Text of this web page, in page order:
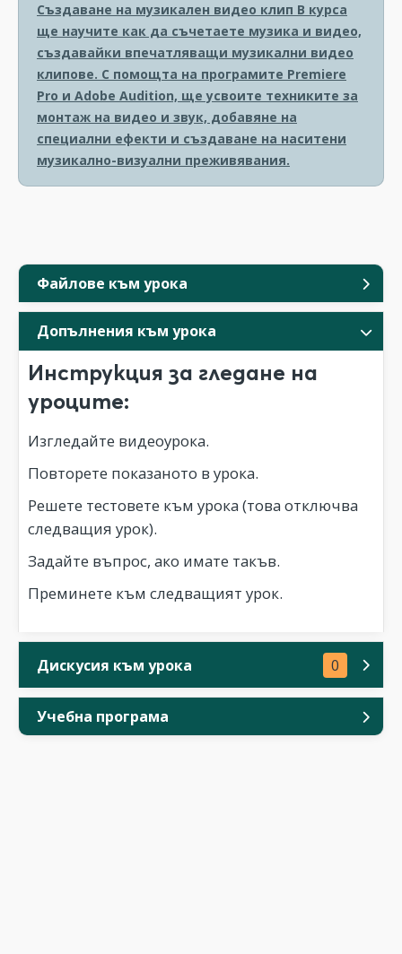
Файлове към урока
Допълнения към урока
Инструкция за гледане на
уроците:
Изгледайте видеоурока.
Повторете показаното в урока.
Решете тестовете към урока (това отключва
следващия урок).
Задайте въпрос, ако имате такъв.
Преминете към следващият урок.
Дискусия към урока 0
Учебна програма
Създаване на музикален видео клип В курса
ще научите как да съчетаете музика и видео,
създавайки впечатляващи музикални видео
клипове. С помощта на програмите Premiere
Pro и Adobe Audition, ще усвоите техниките за
монтаж на видео и звук, добавяне на
специални ефекти и създаване на наситени
музикално-визуални преживявания.